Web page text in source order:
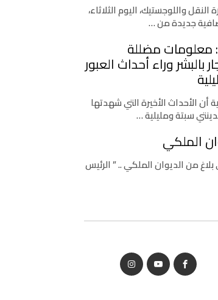
النقل واللوجستيك، اليوم الثلاثاء،
جديدة من …
معلومات مضللة
بالبشر وراء أحداث العبور
أن الأحداث الأخيرة التي شهدتها
سبتة ومليلية …
الملكي
بلاغ من الديوان الملكي .. ” الرئيس